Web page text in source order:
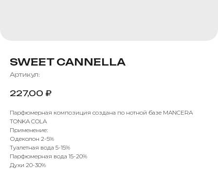
SWEET CANNELLA
Артикул:
227,00 ₽
Парфюмерная композиция создана по нотной базе MANCERA
TONKA COLA
Применение:
Одеколон 2-5%
Туалетная вода 5-15%
Парфюмерная вода 15-20%
Духи 20-30%